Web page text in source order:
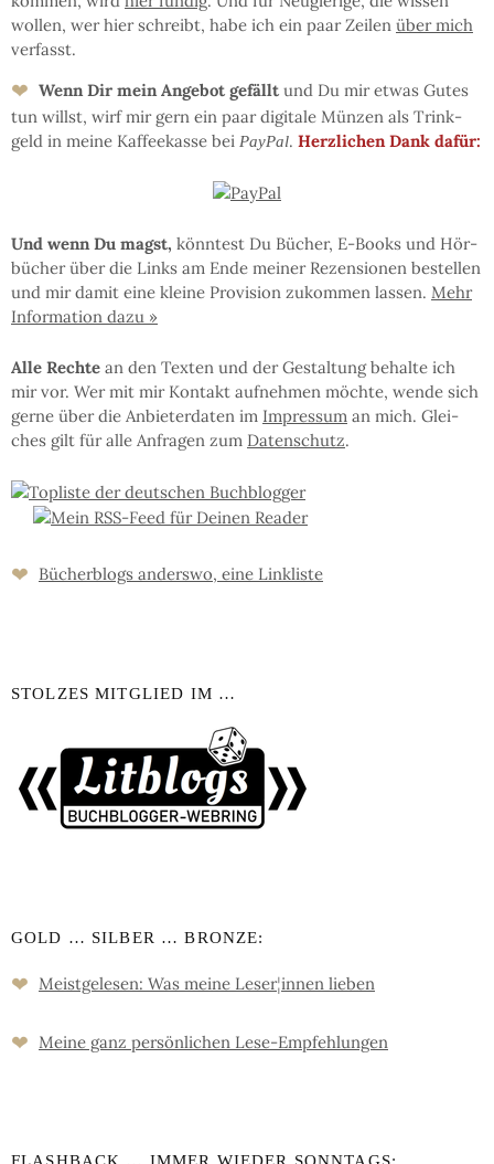
wol­len, wer hier schreibt, ha­be ich ein paar Zei­len über mich
ver­fasst.
❤ Wenn Dir mein An­ge­bot ge­fällt und Du mir et­was Gu­tes
tun willst, wirf mir gern ein paar di­gi­ta­le Mün­zen als Trink­
geld in mei­ne Kaf­fee­kas­se bei PayPal. Herz­li­chen Dank dafür:
Und wenn Du magst, könn­test Du Bü­cher, E-Books und Hör­
bü­cher über die Links am En­de mei­ner Re­zen­sio­nen be­stel­len
und mir da­mit eine klei­ne Pro­vi­sion zu­kom­men las­sen. Mehr
In­for­ma­tion da­zu »
Al­le Rech­te an den Tex­ten und der Ge­stal­tung be­hal­te ich
mir vor. Wer mit mir Kon­takt auf­neh­men möchte, wen­de sich
ger­ne über die An­bie­ter­da­ten im Im­pres­sum an mich. Glei­
ches gilt für al­le An­fra­gen zum Da­ten­schutz.
❤ Bücher­blogs an­ders­wo, eine Link­liste
STOLZES MITGLIED IM …
GOLD … SILBER … BRONZE:
❤ Meistgelesen: Was meine Leser¦innen lieben
❤ Meine ganz persön­lichen Lese-Empfeh­lungen